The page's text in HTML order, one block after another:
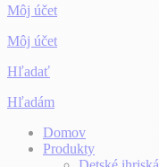
Môj účet
Môj účet
Hľadať
Hľadám
Domov
Produkty